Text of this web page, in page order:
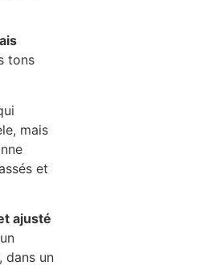
tons
mais
et
ajusté
dans un